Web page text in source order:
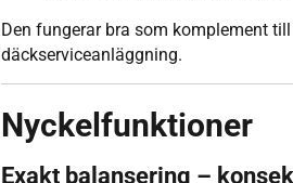
Den fungerar bra som komplement
däckserviceanläggning.
Nyckelfunktioner
Exakt balansering –